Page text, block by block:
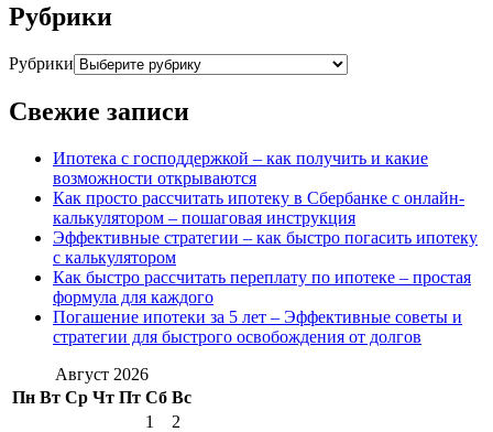
Рубрики
Рубрики
Свежие записи
Ипотека с господдержкой – как получить и какие
возможности открываются
Как просто рассчитать ипотеку в Сбербанке с онлайн-
калькулятором – пошаговая инструкция
Эффективные стратегии – как быстро погасить ипотеку
с калькулятором
Как быстро рассчитать переплату по ипотеке – простая
формула для каждого
Погашение ипотеки за 5 лет – Эффективные советы и
стратегии для быстрого освобождения от долгов
Август 2026
Пн Вт Ср Чт Пт Сб Вс
1
2